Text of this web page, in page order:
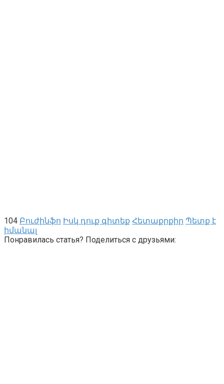
104 Բուժինֆո Իսկ դուք գիտեք Հետաքրքիր Պետք է
իմանալ
Понравилась статья? Поделиться с друзьями: